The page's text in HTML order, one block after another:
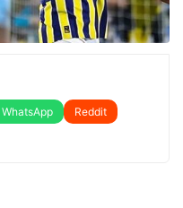
WhatsApp
Reddit